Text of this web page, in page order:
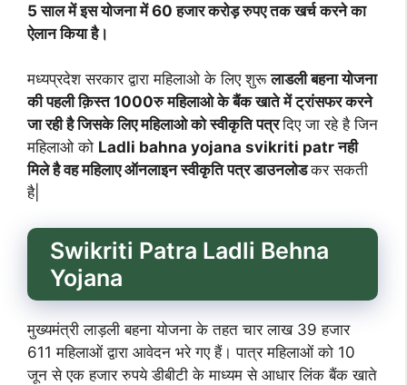
5 साल में इस योजना में 60 हजार करोड़ रुपए तक खर्च करने का
ऐलान किया है।
मध्यप्रदेश सरकार द्वारा महिलाओ के लिए शुरूलाडली बहना योजना
की पहली क़िस्त 1000रु महिलाओ के बैंक खाते में ट्रांसफर करने
जा रही है जिसके लिए महिलाओ को स्वीकृति पत्रदिए जा रहे है जिन
महिलाओ को Ladli bahna yojana svikriti patr नही
मिले है वह महिलाए ऑनलाइन स्वीकृति पत्र डाउनलोडकर सकती
है|
Swikriti Patra Ladli Behna
Yojana
मुख्यमंत्री लाड़ली बहना योजना के तहत चार लाख 39 हजार
611 महिलाओं द्वारा आवेदन भरे गए हैं। पात्र महिलाओं को 10
जून से एक हजार रुपये डीबीटी के माध्यम से आधार लिंक बैंक खाते